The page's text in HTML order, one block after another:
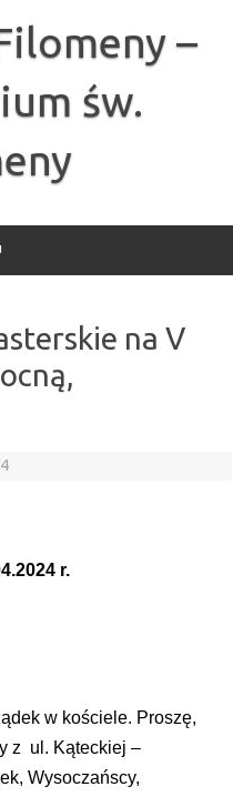
–
św.
na V
r.
w kościele. Proszę,
z ul. Kąteckiej –
Wysoczańscy,